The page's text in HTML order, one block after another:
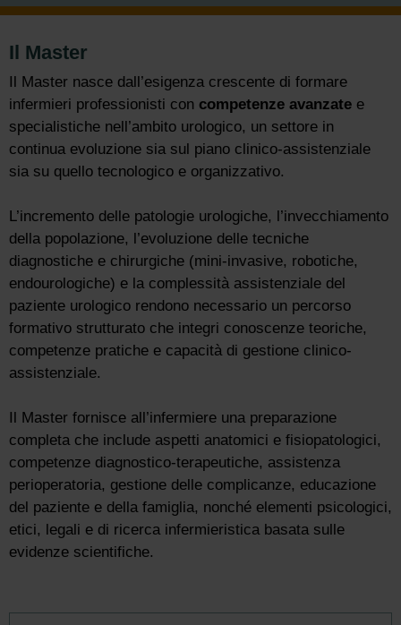
Il Master
Il Master nasce dall’esigenza crescente di formare
infermieri professionisti con competenze avanzate e
specialistiche nell’ambito urologico, un settore in
continua evoluzione sia sul piano clinico-assistenziale
sia su quello tecnologico e organizzativo.
L’incremento delle patologie urologiche, l’invecchiamento
della popolazione, l’evoluzione delle tecniche
diagnostiche e chirurgiche (mini-invasive, robotiche,
endourologiche) e la complessità assistenziale del
paziente urologico rendono necessario un percorso
formativo strutturato che integri conoscenze teoriche,
competenze pratiche e capacità di gestione clinico-
assistenziale.
Il Master fornisce all’infermiere una preparazione
completa che include aspetti anatomici e fisiopatologici,
competenze diagnostico-terapeutiche, assistenza
perioperatoria, gestione delle complicanze, educazione
del paziente e della famiglia, nonché elementi psicologici,
etici, legali e di ricerca infermieristica basata sulle
evidenze scientifiche.